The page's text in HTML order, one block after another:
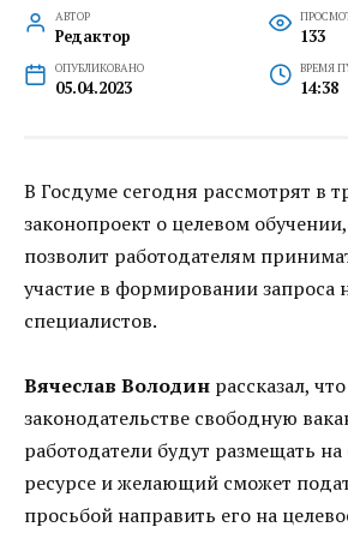
АВТОР
Редактор 133
ОПУБЛИКОВАНО
05.04.2023
ВРЕМЯ
14:38
В Госдуме сегодня рассмотрят в
законопроект о целевом
позволит работодателям
участие в формировании запроса
специалистов.
Вячеслав Володин рассказал,
законодательстве свободную
работодатели будут размещать
ресурсе и желающий сможет
просьбой направить его на